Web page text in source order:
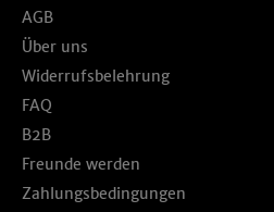
AGB
Über uns
Widerrufsbelehrung
FAQ
B2B
Freunde werden
Zahlungsbedingungen